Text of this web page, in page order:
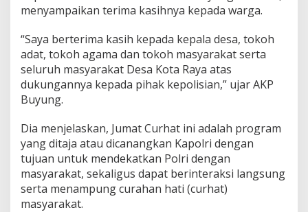
menyampaikan terima kasihnya kepada warga.
“Saya berterima kasih kepada kepala desa, tokoh
adat, tokoh agama dan tokoh masyarakat serta
seluruh masyarakat Desa Kota Raya atas
dukungannya kepada pihak kepolisian,” ujar AKP
Buyung.
Dia menjelaskan, Jumat Curhat ini adalah program
yang ditaja atau dicanangkan Kapolri dengan
tujuan untuk mendekatkan Polri dengan
masyarakat, sekaligus dapat berinteraksi langsung
serta menampung curahan hati (curhat)
masyarakat.